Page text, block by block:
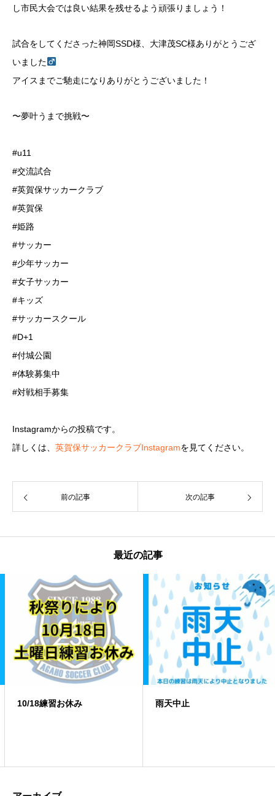
し市民大会では良い結果を残せるよう頑張りましょう！
試合をしてくださった神岡SSD様、大津茂SC様ありがとうござ
いました‍
アイスまでご馳走になりありがとうございました！
〜夢叶うまで挑戦〜
#u11
#交流試合
#英賀保サッカークラブ
#英賀保
#姫路
#サッカー
#少年サッカー
#女子サッカー
#キッズ
#サッカースクール
#D+1
#付城公園
#体験募集中
#対戦相手募集
Instagramからの投稿です。
詳しくは、 英賀保サッカークラブInstagramを見てください。
前の記事 次の記事
最近の記事
10/18練習お休み ️雨天中止